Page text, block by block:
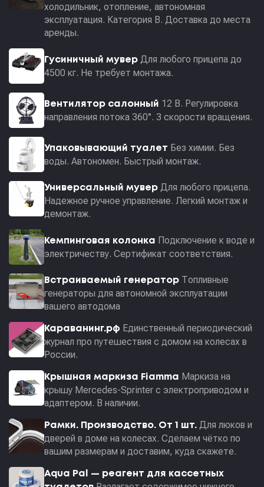
холодильник, отопление, автономная
эксплуатация. Категория В. Доставка до места
аренды.
Гусиничный мувер Для любого прицепа до
4500 кг. Не требует монтажа.
Вентилятор салонный 12 В. Регулировка
направления потока 360°. 3 скорости вращения.
Упаковывающий туалет Без химии. Без
воды. Автономен. Быстрый монтаж.
Универсальный мувер Для любого прицепа.
Надежное ручное управление. Легкий монтаж и
демонтаж.
Кемпинговая колонка Подключение к воде и
электричеству. Сертификат соответствия.
Встраиваемый генератор Топливные
генераторы для автономной эксплуатации
вашего автодома
Караванинг.рф Единственный периодический
журнал про путешествия с домом на колесах в
России.
Крышная маркиза Fiamma Маркиза на
крышу Mercedes-Sprinter с электроприводом и
адаптером. В наличии.
Рамки. Производство. От 1 шт. Для люков и
дверей в доме на колесах. Сделаем чётко по
вашим размерам и доставим, куда скажете.
Aqua Pal — pеагент для кассетных